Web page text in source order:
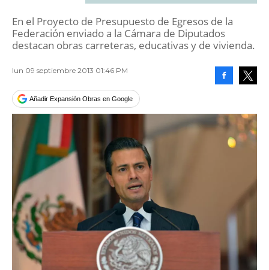
En el Proyecto de Presupuesto de Egresos de la
Federación enviado a la Cámara de Diputados
destacan obras carreteras, educativas y de vivienda.
lun 09 septiembre 2013 01:46 PM
Añadir Expansión Obras en Google